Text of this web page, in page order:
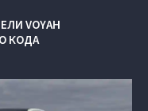
VOYAH
КОДА